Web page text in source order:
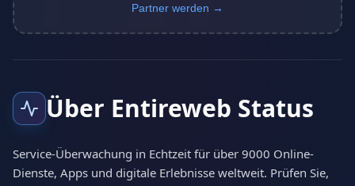
Partner werden →
Über Entireweb Status
Service-Überwachung in Echtzeit für über 9000 Online-
Dienste, Apps und digitale Erlebnisse weltweit. Prüfen Sie,